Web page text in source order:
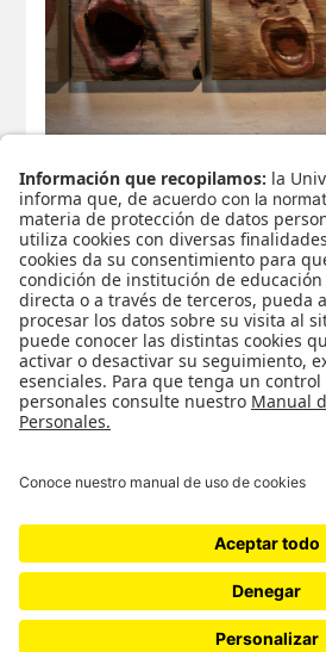
Pinturas y dibujos /
Paisaje no es el que
Velásquez Sánchez